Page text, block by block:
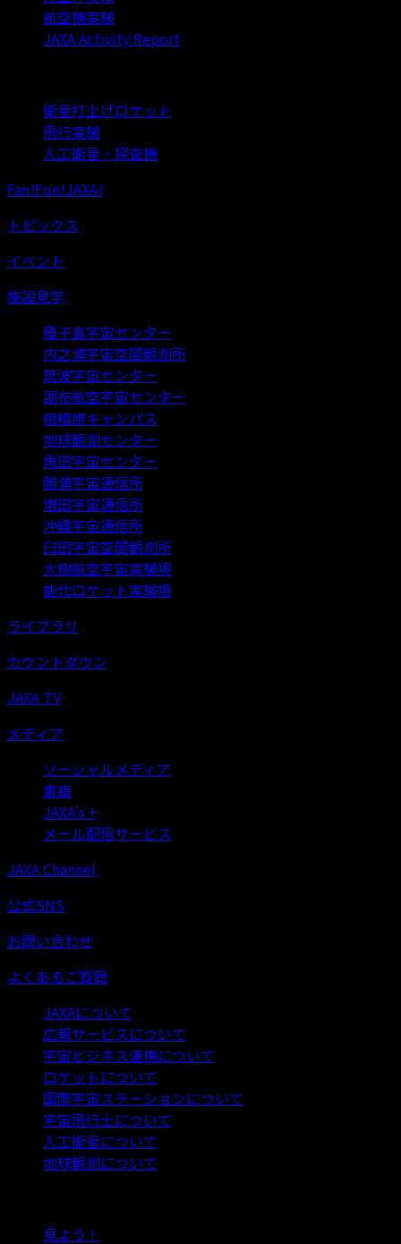
航空機実験
JAXA Activity Report
衛星打上げロケット
飛行実験
人工衛星・探査機
Fan!Fun!JAXA!
トピックス
イベント
施設見学
種子島宇宙センター
内之浦宇宙空間観測所
筑波宇宙センター
調布航空宇宙センター
相模原キャンパス
地球観測センター
角田宇宙センター
勝浦宇宙通信所
増田宇宙通信所
沖縄宇宙通信所
臼田宇宙空間観測所
大樹航空宇宙実験場
能代ロケット実験場
ライブラリ
カウントダウン
JAXA TV
メディア
ソーシャルメディア
書籍
JAXA's +
メール配信サービス
JAXA Channel
公式SNS
お問い合わせ
よくあるご質問
JAXAについて
広報サービスについて
宇宙ビジネス連携について
ロケットについて
国際宇宙ステーションについて
宇宙飛行士について
人工衛星について
地球観測について
見よう！